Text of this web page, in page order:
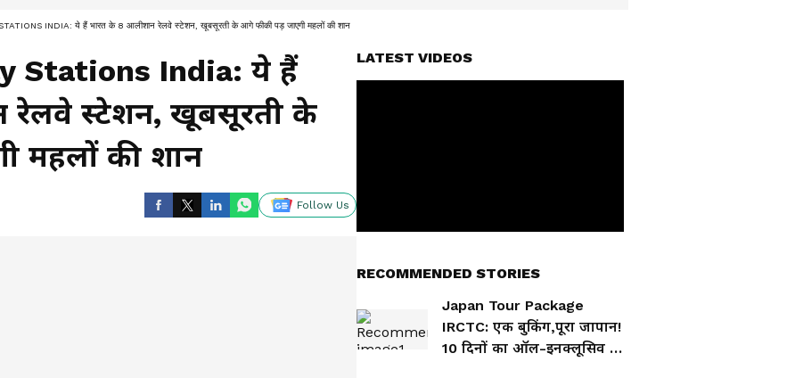
INDIA: ये हैं भारत के 8 आलीशान रेलवे स्टेशन, खूबसूरती के आगे फीकी पड़ जाएगी महलों की शान
Stations India: ये हैं
रेलवे स्टेशन, खूबसूरती के
महलों की शान
Follow Us
LATEST VIDEOS
RECOMMENDED STORIES
Japan Tour Package
IRCTC: एक बुकिंग,पूरा जापान!
10 दिनों का ऑल-इनक्लूसिव टूर